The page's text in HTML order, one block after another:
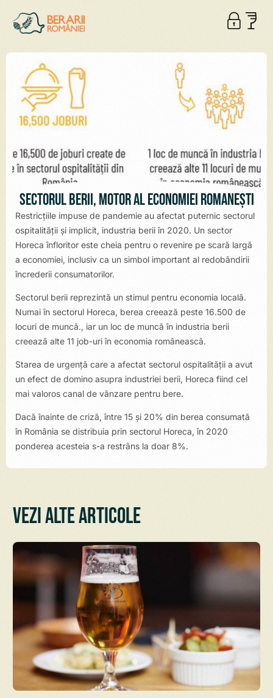
Sectorul berii, motor al economiei românești
Restricțiile impuse de pandemie au afectat puternic sectorul
ospitalității și implicit, industria berii în 2020. Un sector
Horeca înfloritor este cheia pentru o revenire pe scară largă
a economiei, inclusiv ca un simbol important al redobândirii
încrederii consumatorilor.
Sectorul berii reprezintă un stimul pentru economia locală.
Numai în sectorul Horeca, berea creează peste 16.500 de
locuri de muncă., iar un loc de muncă în industria berii
creează alte 11 job-uri în economia românească.
Starea de urgență care a afectat sectorul ospitalității a avut
un efect de domino asupra industriei berii, Horeca fiind cel
mai valoros canal de vânzare pentru bere.
Dacă înainte de criză, între 15 și 20% din berea consumată
în România se distribuia prin sectorul Horeca, în 2020
ponderea acesteia s-a restrâns la doar 8%.
Vezi alte articole